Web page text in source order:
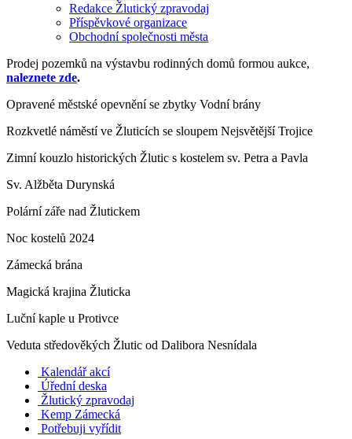
Redakce Žlutický zpravodaj
Příspěvkové organizace
Obchodní společnosti města
Prodej pozemků na výstavbu rodinných domů formou aukce,
naleznete zde.
Opravené městské opevnění se zbytky Vodní brány
Rozkvetlé náměstí ve Žluticích se sloupem Nejsvětější Trojice
Zimní kouzlo historických Žlutic s kostelem sv. Petra a Pavla
Sv. Alžběta Durynská
Polární záře nad Žlutickem
Noc kostelů 2024
Zámecká brána
Magická krajina Žluticka
Luční kaple u Protivce
Veduta středověkých Žlutic od Dalibora Nesnídala
Kalendář akcí
Úřední deska
Žlutický zpravodaj
Kemp Zámecká
Potřebuji vyřídit